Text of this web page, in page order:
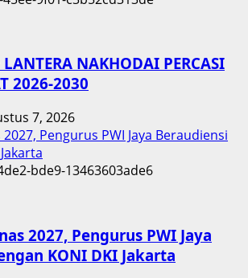
NAKHODAI PERCASI
2026-2030
7, 2026
Pengurus PWI Jaya Beraudiensi
2027, Pengurus PWI Jaya
KONI DKI Jakarta